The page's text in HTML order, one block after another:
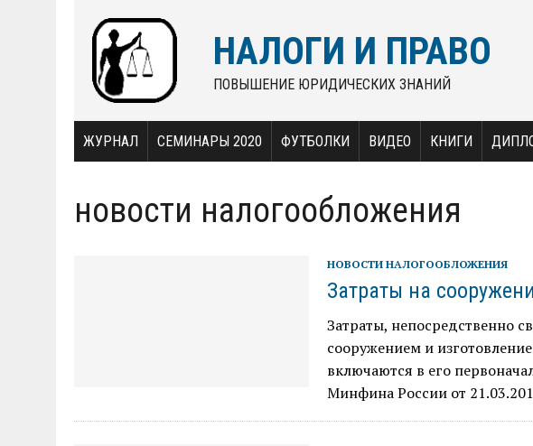
НАЛОГИ И ПРАВО
ПОВЫШЕНИЕ ЮРИДИЧЕСКИХ ЗНАНИЙ
ЖУРНАЛ СЕМИНАРЫ 2020 ФУТБОЛКИ ВИДЕО КНИГИ
новости налогообложения
НОВОСТИ НАЛОГООБЛОЖЕНИЯ
Затраты на
Затраты, непосредственно
сооружением и
включаются в его
Минфина России от